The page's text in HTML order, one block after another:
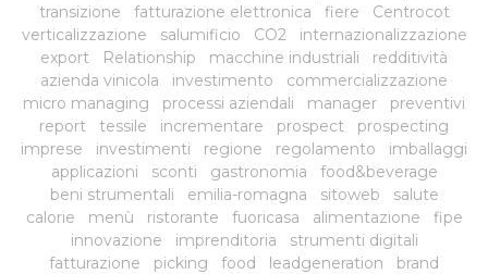
transizione
fatturazione elettronica fiere
Centrocot
verticalizzazione
salumificio CO2
internazionalizzazione
export
Relationship macchine industriali
redditività
azienda vinicola
investimento
commercializzazione
micro managing
processi aziendali manager
preventivi
report
tessile incrementare prospect
prospecting
imprese
investimenti regione regolamento
imballaggi
applicazioni
sconti gastronomia
food&beverage
beni strumentali
emilia-romagna sitoweb
salute
calorie
menù ristorante fuoricasa alimentazione
fipe
innovazione
imprenditoria
strumenti digitali
fatturazione
picking food leadgeneration
brand